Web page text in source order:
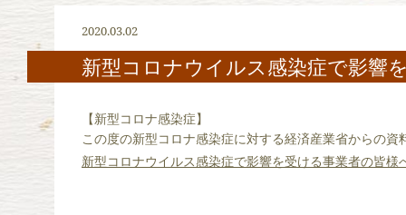
新型コロナウイルス感染症で影響
2020.03.02
【新型コロナ感染症】
この度の新型コロナ感染症に対する経済産業省からの
新型コロナウイルス感染症で影響を受ける事業者の皆様